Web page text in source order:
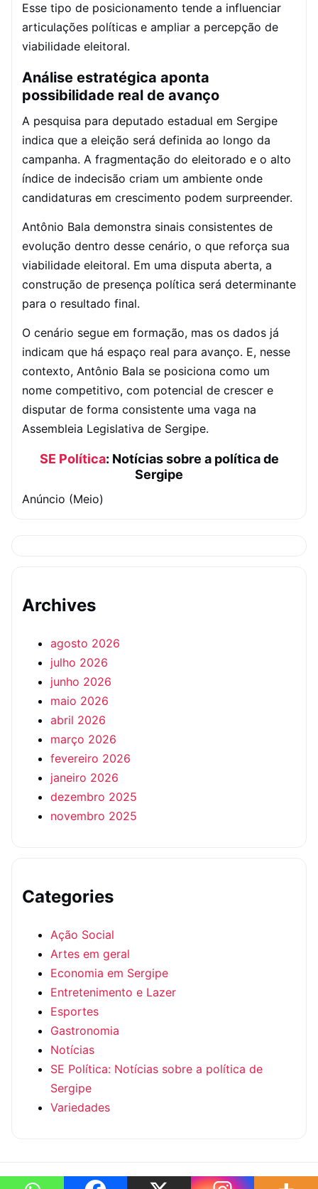
Esse tipo de posicionamento tende a influenciar
articulações políticas e ampliar a percepção de
viabilidade eleitoral.
Análise estratégica aponta
possibilidade real de avanço
A pesquisa para deputado estadual em Sergipe
indica que a eleição será definida ao longo da
campanha. A fragmentação do eleitorado e o alto
índice de indecisão criam um ambiente onde
candidaturas em crescimento podem surpreender.
Antônio Bala demonstra sinais consistentes de
evolução dentro desse cenário, o que reforça sua
viabilidade eleitoral. Em uma disputa aberta, a
construção de presença política será determinante
para o resultado final.
O cenário segue em formação, mas os dados já
indicam que há espaço real para avanço. E, nesse
contexto, Antônio Bala se posiciona como um
nome competitivo, com potencial de crescer e
disputar de forma consistente uma vaga na
Assembleia Legislativa de Sergipe.
SE Política: Notícias sobre a política de
Sergipe
Anúncio (Meio)
Archives
agosto 2026
julho 2026
junho 2026
maio 2026
abril 2026
março 2026
fevereiro 2026
janeiro 2026
dezembro 2025
novembro 2025
Categories
Ação Social
Artes em geral
Economia em Sergipe
Entretenimento e Lazer
Esportes
Gastronomia
Notícias
SE Política: Notícias sobre a política de
Sergipe
Variedades
© 2026 — SE Política: